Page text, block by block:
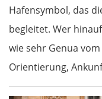
Hafensymbol, das
begleitet. Wer
wie sehr Genua
Orientierung,